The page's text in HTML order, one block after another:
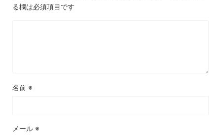
る欄は必須項目です
名前 ※
メール ※